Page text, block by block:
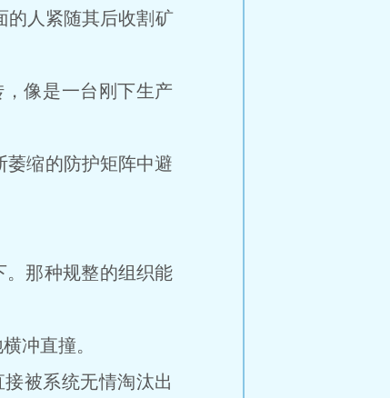
人紧随其后收割矿
像是一台刚下生产
缩的防护矩阵中避
那种规整的组织能
冲直撞。
被系统无情淘汰出